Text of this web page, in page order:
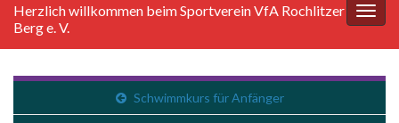
Herzlich willkommen beim Sportverein VfA Rochlitzer
Berg e. V.
Schwimmkurs für Anfänger